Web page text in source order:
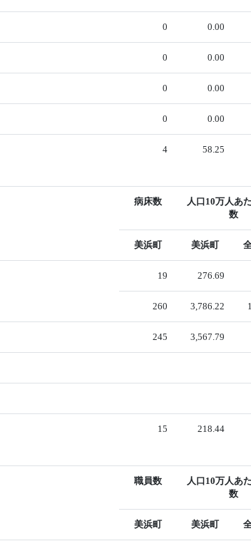
0 0.00
0 0.00
0 0.00
0 0.00
4 58.25
病床数
人口10万人あ
数
美浜町 美浜町
19 276.69
260 3,786.22
245 3,567.79
15 218.44
職員数
人口10万人あ
数
美浜町 美浜町